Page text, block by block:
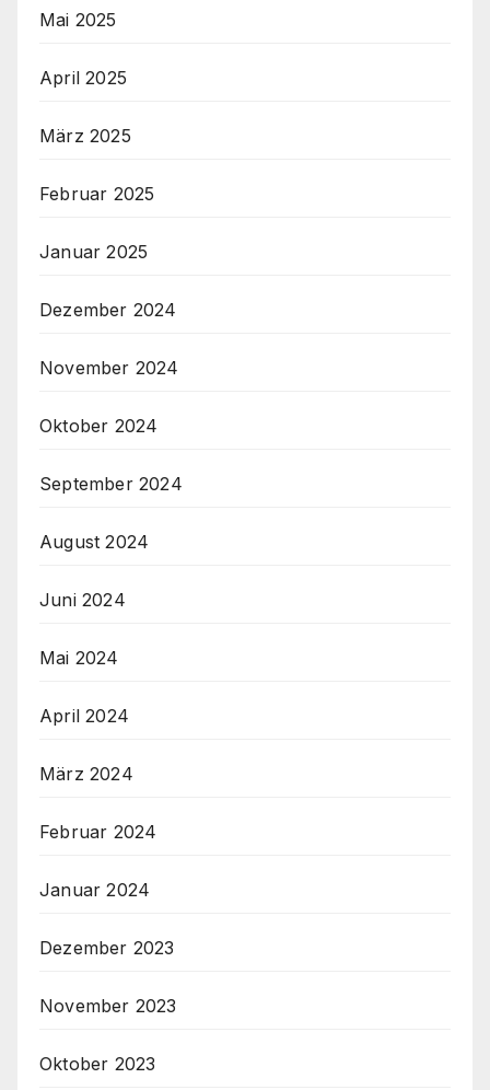
Mai 2025
April 2025
März 2025
Februar 2025
Januar 2025
Dezember 2024
November 2024
Oktober 2024
September 2024
August 2024
Juni 2024
Mai 2024
April 2024
März 2024
Februar 2024
Januar 2024
Dezember 2023
November 2023
Oktober 2023